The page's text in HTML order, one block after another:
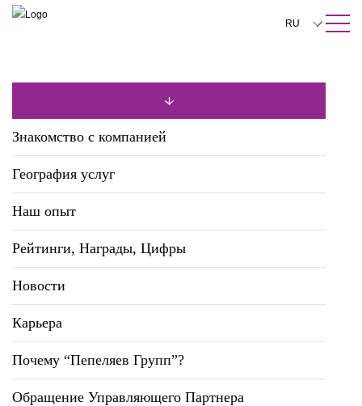
ПОИСК ПО САЙТУ Закрыть
RU
한국어
Deutsch
Türkçe
Знакомство с компанией
География услуг
Наш опыт
Рейтинги, Награды, Цифры
Новости
Карьера
Почему “Пепеляев Групп”?
Обращение Управляющего Партнера